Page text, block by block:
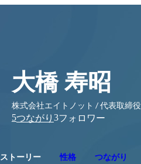
大橋 寿昭
株式会社エイトノット / 代表取締役
5つながり 3フォロワー
ストーリー 性格 つながり